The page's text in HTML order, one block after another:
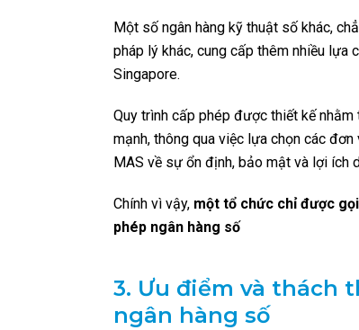
Một số ngân hàng kỹ thuật số khác,
pháp lý khác, cung cấp thêm nhiều lựa
Singapore.
Quy trình cấp phép được thiết kế
mạnh, thông qua việc lựa chọn các
MAS về sự ổn định, bảo mật và lợi ích
Chính vì vậy, một tổ chức chỉ được
phép ngân hàng số
3. Ưu điểm và thách
ngân hàng số